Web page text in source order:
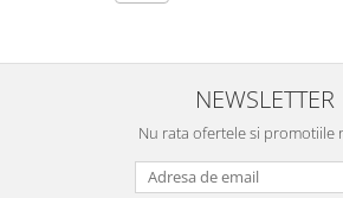
NEWSLETTER
Nu rata ofertele si promotiile